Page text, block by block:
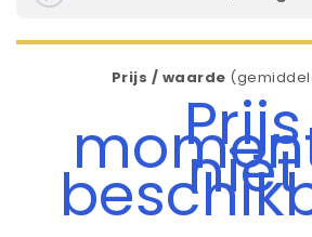
Prijs / waarde
Prijs
niet